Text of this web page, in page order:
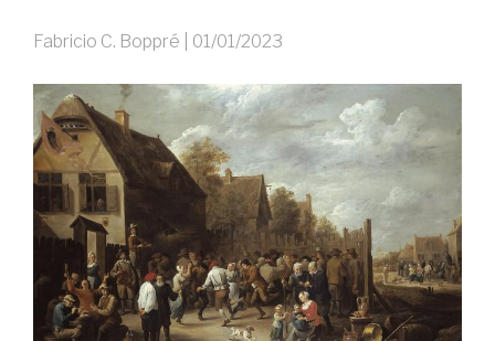
Fabricio C. Boppré | 01/01/2023